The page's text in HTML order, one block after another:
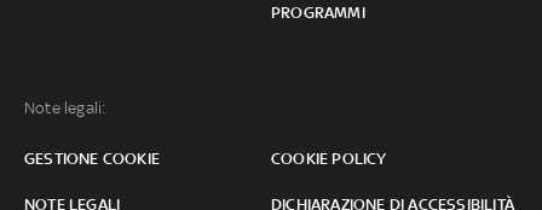
PROGRAMMI
Note legali:
GESTIONE COOKIE COOKIE POLICY
NOTE LEGALI DICHIARAZIONE DI ACCESSIBILITÀ